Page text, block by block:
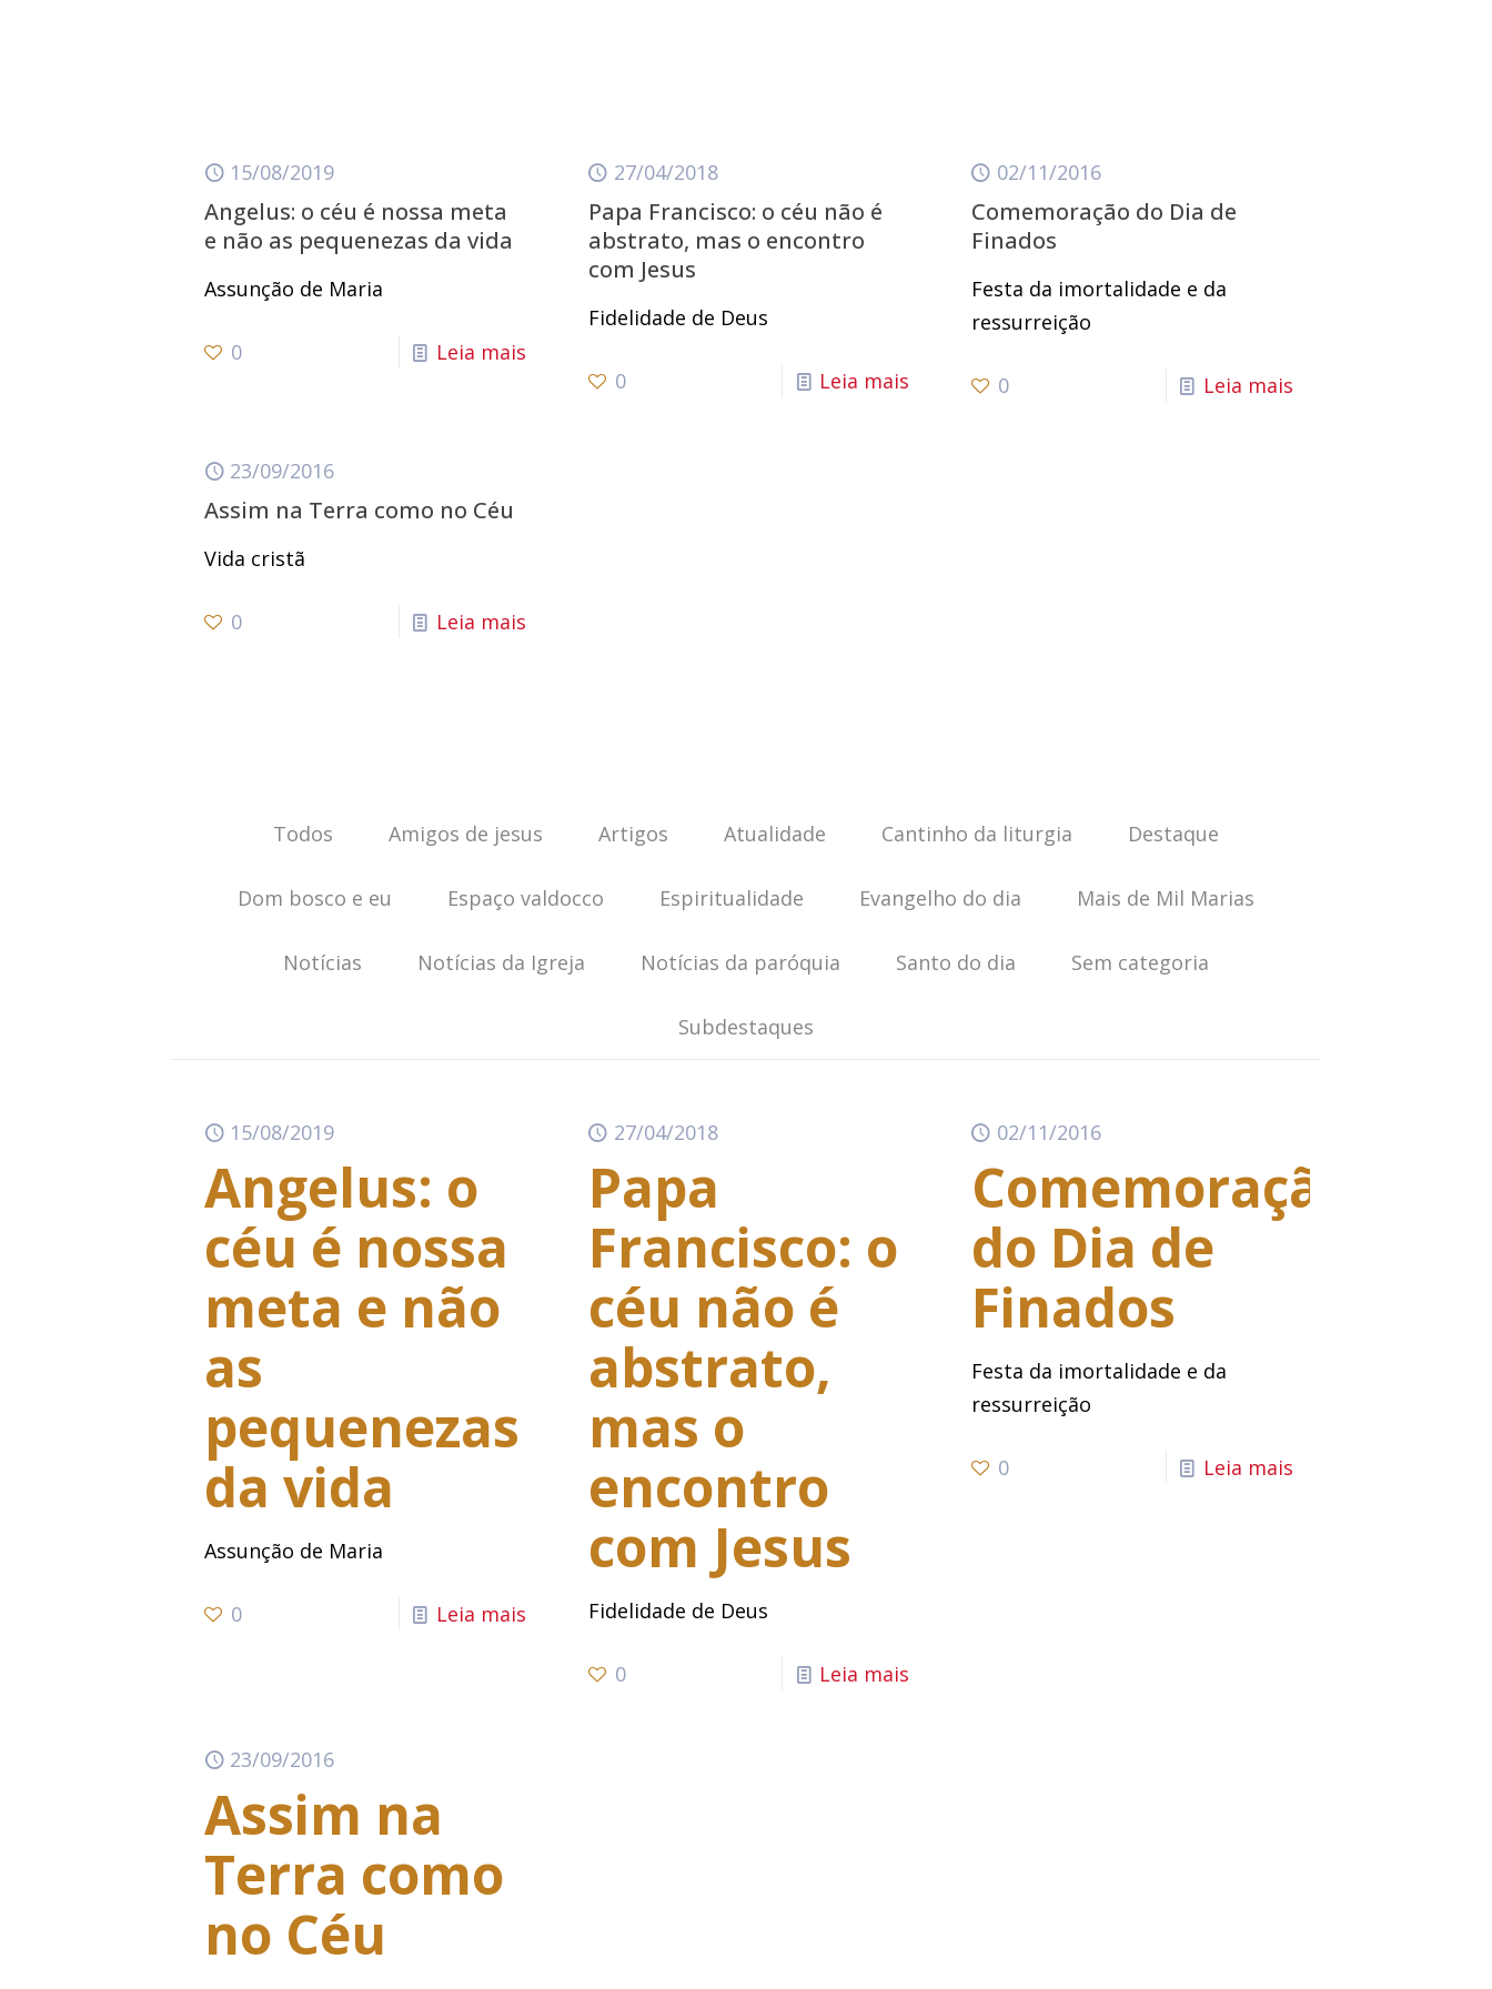
15/08/2019
Angelus: o céu é nossa meta
e não as pequenezas da vida
Assunção de Maria
0 Leia mais
27/04/2018
Papa Francisco: o céu não é
abstrato, mas o encontro
com Jesus
Fidelidade de Deus
0 Leia mais
02/11/2016
Comemoração do Dia de
Finados
Festa da imortalidade e da
ressurreição
0 Leia mais
23/09/2016
Assim na Terra como no Céu
Vida cristã
0 Leia mais
Todos Amigos de jesus Artigos Atualidade Cantinho da liturgia Destaque
Dom bosco e eu Espaço valdocco Espiritualidade Evangelho do dia Mais de Mil Marias
Notícias Notícias da Igreja Notícias da paróquia Santo do dia Sem categoria
Subdestaques
15/08/2019
Angelus: o
céu é nossa
meta e não
as
pequenezas
da vida
Assunção de Maria
0 Leia mais
27/04/2018
Papa
Francisco: o
céu não é
abstrato,
mas o
encontro
com Jesus
Fidelidade de Deus
0 Leia mais
02/11/2016
Comemoração
do Dia de
Finados
Festa da imortalidade e da
ressurreição
0 Leia mais
23/09/2016
Assim na
Terra como
no Céu